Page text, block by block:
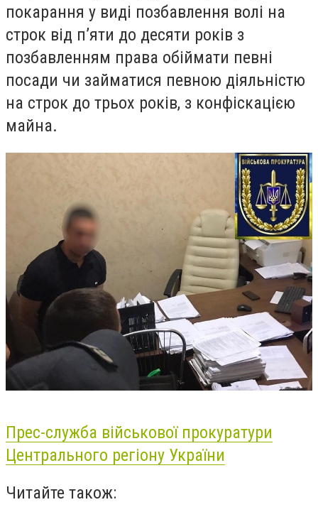
покарання у виді позбавлення волі на
строк від п’яти до десяти років з
позбавленням права обіймати певні
посади чи займатися певною діяльністю
на строк до трьох років, з конфіскацією
майна.
Прес-служба військової прокуратури
Центрального регіону України
Читайте також: